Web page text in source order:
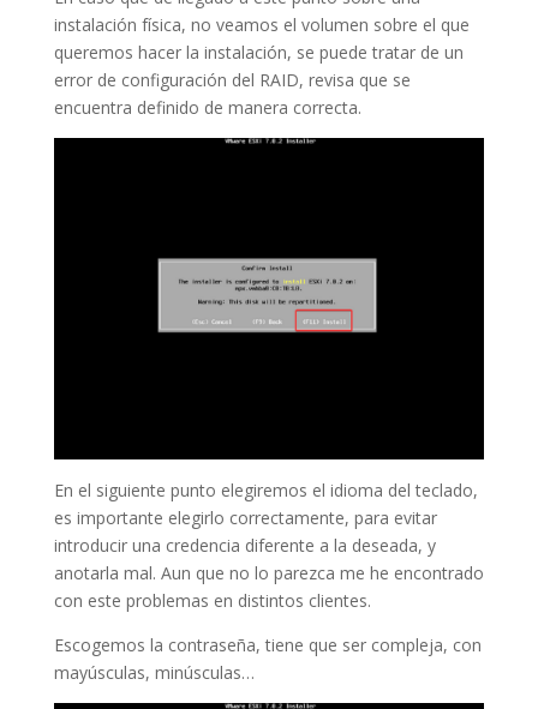
instalación física, no veamos el volumen sobre el que
queremos hacer la instalación, se puede tratar de un
error de configuración del RAID, revisa que se
encuentra definido de manera correcta.
En el siguiente punto elegiremos el idioma del teclado,
es importante elegirlo correctamente, para evitar
introducir una credencia diferente a la deseada, y
anotarla mal. Aun que no lo parezca me he encontrado
con este problemas en distintos clientes.
Escogemos la contraseña, tiene que ser compleja, con
mayúsculas, minúsculas…